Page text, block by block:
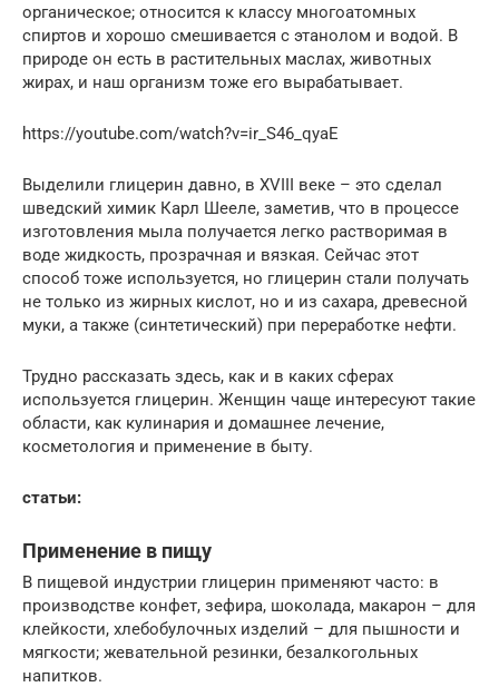
органическое; относится к классу многоатомных
спиртов и хорошо смешивается с этанолом и водой. В
природе он есть в растительных маслах, животных
жирах, и наш организм тоже его вырабатывает.
https://youtube.com/watch?v=ir_S46_qyaE
Выделили глицерин давно, в XVIII веке – это сделал
шведский химик Карл Шееле, заметив, что в процессе
изготовления мыла получается легко растворимая в
воде жидкость, прозрачная и вязкая. Сейчас этот
способ тоже используется, но глицерин стали получать
не только из жирных кислот, но и из сахара, древесной
муки, а также (синтетический) при переработке нефти.
Трудно рассказать здесь, как и в каких сферах
используется глицерин. Женщин чаще интересуют такие
области, как кулинария и домашнее лечение,
косметология и применение в быту.
статьи:
Применение в пищу
В пищевой индустрии глицерин применяют часто: в
производстве конфет, зефира, шоколада, макарон – для
клейкости, хлебобулочных изделий – для пышности и
мягкости; жевательной резинки, безалкогольных
напитков.